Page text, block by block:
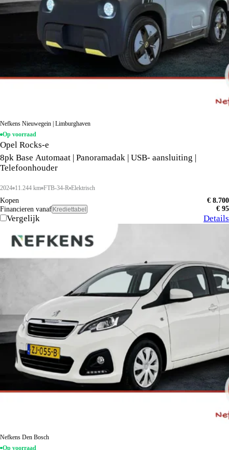
Nefkens Nieuwegein | Limburghaven
Op voorraad
Opel Rocks-e
8pk Base Automaat | Panoramadak | USB- aansluiting |
Telefoonhouder
2024 11.244 km FTB-34-R Elektrisch
Kopen
€ 8.700
Financieren vanaf Krediettabel € 95
Vergelijk Details
Nefkens Den Bosch
Op voorraad